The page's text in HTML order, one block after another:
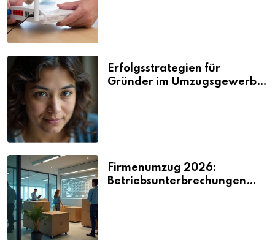
Erfolgsstrategien für
Gründer im Umzugsgewerbe
Firmenumzug 2026:
Betriebsunterbrechungen